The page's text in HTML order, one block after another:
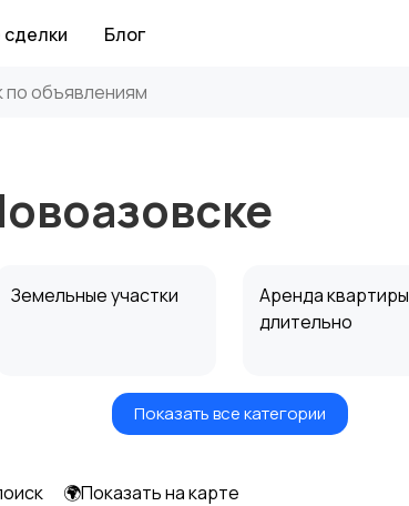
Блог
Земельные участки
Аренда квартиры
длительно
Аренда дома
Коммерческая
Показать все категории
🌍Показать на карте